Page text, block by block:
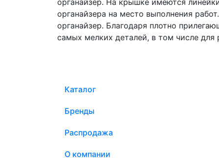
органайзер. На крышке имеются
органайзера на место выполнения
органайзер. Благодаря плотно
самых мелких деталей, в том числе
Каталог
Бренды
Распродажа
О компании